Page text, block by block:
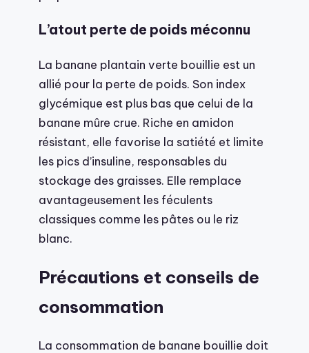
L’atout perte de poids méconnu
La banane plantain verte bouillie est un
allié pour la perte de poids. Son index
glycémique est plus bas que celui de la
banane mûre crue. Riche en amidon
résistant, elle favorise la satiété et limite
les pics d’insuline, responsables du
stockage des graisses. Elle remplace
avantageusement les féculents
classiques comme les pâtes ou le riz
blanc.
Précautions et conseils de
consommation
La consommation de banane bouillie doit